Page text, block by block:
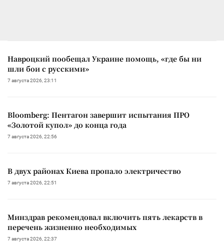
Навроцкий пообещал Украине помощь, «где бы ни
шли бои с русскими»
7 августа 2026, 23:11
Bloomberg: Пентагон завершит испытания ПРО
«Золотой купол» до конца года
7 августа 2026, 22:56
В двух районах Киева пропало электричество
7 августа 2026, 22:51
Минздрав рекомендовал включить пять лекарств в
перечень жизненно необходимых
7 августа 2026, 22:37